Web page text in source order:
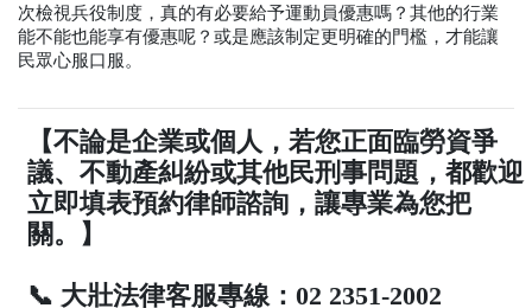
次檢視兵役制度，真的有必要給予運動員優惠嗎？其他的行業
能不能也能享有優惠呢？或是應該制定更明確的門檻，才能讓
民眾心服口服。
【不論是企業或個人，若您正面臨勞資爭
議、不動產糾紛或其他民刑事問題，都歡迎
立即填表預約律師諮詢，讓專業為您把
關。】
📞 大壯法律客服專線：02 2351-2002